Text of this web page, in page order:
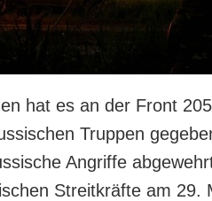
hat es an der Front
Truppen
Angriffe
Streitkräfte am 29.